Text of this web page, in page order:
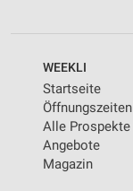
WEEKLI
Startseite
Öffnungszeiten
Alle Prospekte
Angebote
Magazin